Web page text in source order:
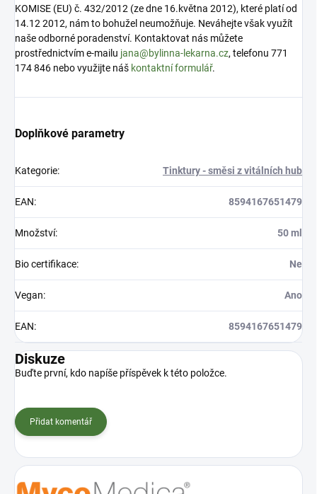
KOMISE (EU) č. 432/2012 (ze dne 16.května 2012), které platí od
14.12 2012, nám to bohužel neumožňuje. Neváhejte však využít
naše odborné poradenství. Kontaktovat nás můžete
prostřednictvím e-mailu jana@bylinna-lekarna.cz, telefonu 771
174 846 nebo využijte náš kontaktní formulář.
Doplňkové parametry
Kategorie: Tinktury - směsi z vitálních hub
EAN: 8594167651479
Množství: 50 ml
Bio certifikace: Ne
Vegan: Ano
EAN: 8594167651479
Diskuze
Buďte první, kdo napíše příspěvek k této položce.
Přidat komentář